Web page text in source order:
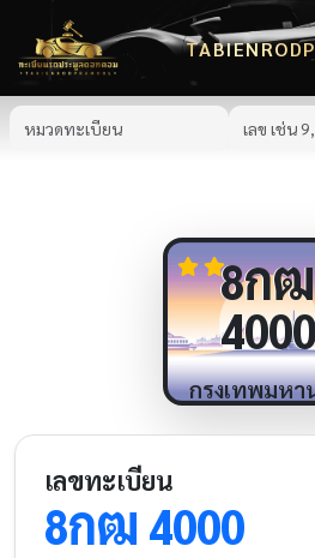
8กฒ
4000
กรุงเทพมหา
เลขทะเบียน
8กฒ 4000